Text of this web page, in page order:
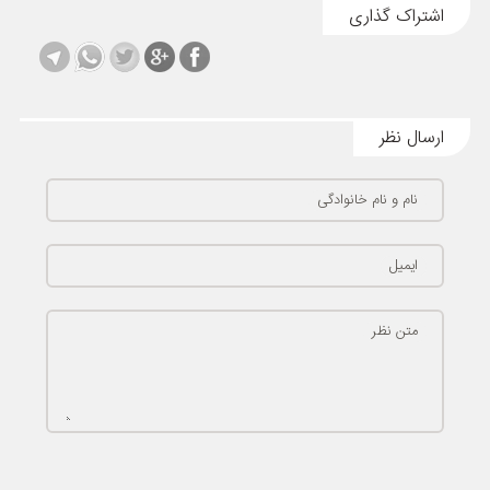
اشتراک گذاری
ارسال نظر
نام و نام خانوادگی
ایمیل
متن نظر